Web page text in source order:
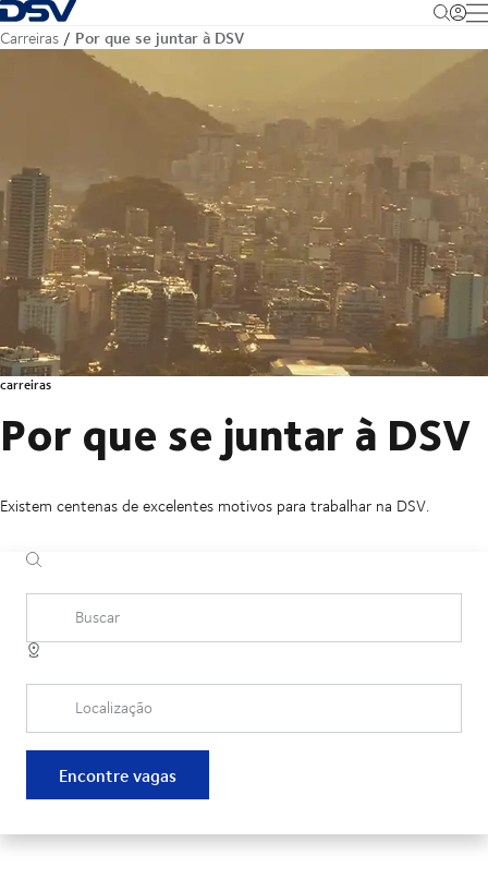
Voltar à página inicial
Carreiras Por que se juntar à DSV
carreiras
Por que se juntar à DSV
Existem centenas de excelentes motivos para trabalhar na DSV.
Buscar
Localização
Encontre vagas